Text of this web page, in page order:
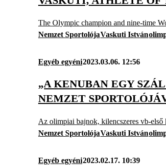
The Olympic champion and nine-time
Nemzet SportolójaVaskuti István
Egyéb egyéni2023.03.06. 12:56
„A KENUBAN EGY
NEMZET
Az olimpiai bajnok, kilencszeres vb-első
Nemzet SportolójaVaskuti István
Egyéb egyéni2023.02.17. 10:39